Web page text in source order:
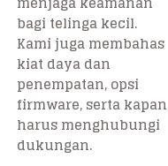
bagi telinga kecil.
Kami juga membahas
kiat daya dan
penempatan, opsi
firmware, serta kapan
harus menghubungi
dukungan.